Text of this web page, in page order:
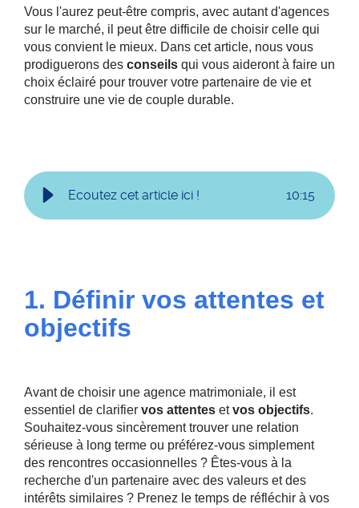
Vous l'aurez peut-être compris, avec autant d'agences
sur le marché, il peut être difficile de choisir celle qui
vous convient le mieux. Dans cet article, nous vous
prodiguerons des conseils qui vous aideront à faire un
choix éclairé pour trouver votre partenaire de vie et
construire une vie de couple durable.
Ecoutez cet article ici ! 10:15
1. Définir vos attentes et
objectifs
Avant de choisir une agence matrimoniale, il est
essentiel de clarifier vos attentes etvos objectifs.
Souhaitez-vous sincèrement trouver une relation
sérieuse à long terme ou préférez-vous simplement
des rencontres occasionnelles ? Êtes-vous à la
recherche d'un partenaire avec des valeurs et des
intérêts similaires ? Prenez le temps de réfléchir à vos